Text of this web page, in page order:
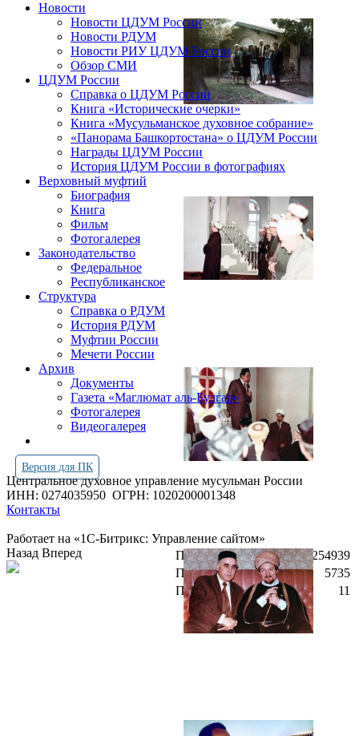
Новости
Новости ЦДУМ России
Новости РДУМ
Новости РИУ ЦДУМ России
Обзор СМИ
ЦДУМ России
Справка о ЦДУМ России
Книга «Исторические очерки»
Книга «Мусульманское духовное собрание»
«Панорама Башкортостана» о ЦДУМ России
Награды ЦДУМ России
История ЦДУМ России в фотографиях
Верховный муфтий
Биография
Книга
Фильм
Фотогалерея
Законодательство
Федеральное
Республиканское
Структура
Справка о РДУМ
История РДУМ
Муфтии России
Мечети России
Архив
Документы
Газета «Маглюмат аль-Булгар»
Фотогалерея
Видеогалерея
Версия для ПК
Центральное духовное управление мусульман России
ИНН: 0274035950 ОГРН: 1020200001348
Контакты
Работает на «1С-Битрикс: Управление сайтом»
Просмотров всего:
4254939
Посетителей сегодня:
5735
Посетителей в онлайн:
11
Назад Вперед